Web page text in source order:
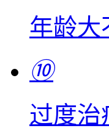
年龄大
⑩
过度治